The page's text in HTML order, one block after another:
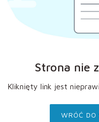
Strona nie
Kliknięty link jest
WRÓĆ DO